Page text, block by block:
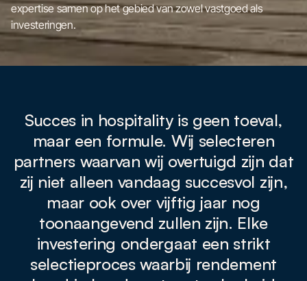
expertise samen op het gebied van zowel vastgoed als
investeringen.
Succes in hospitality is geen toeval,
maar een formule. Wij selecteren
partners waarvan wij overtuigd zijn dat
zij niet alleen vandaag succesvol zijn,
maar ook over vijftig jaar nog
toonaangevend zullen zijn. Elke
investering ondergaat een strikt
selectieproces waarbij rendement